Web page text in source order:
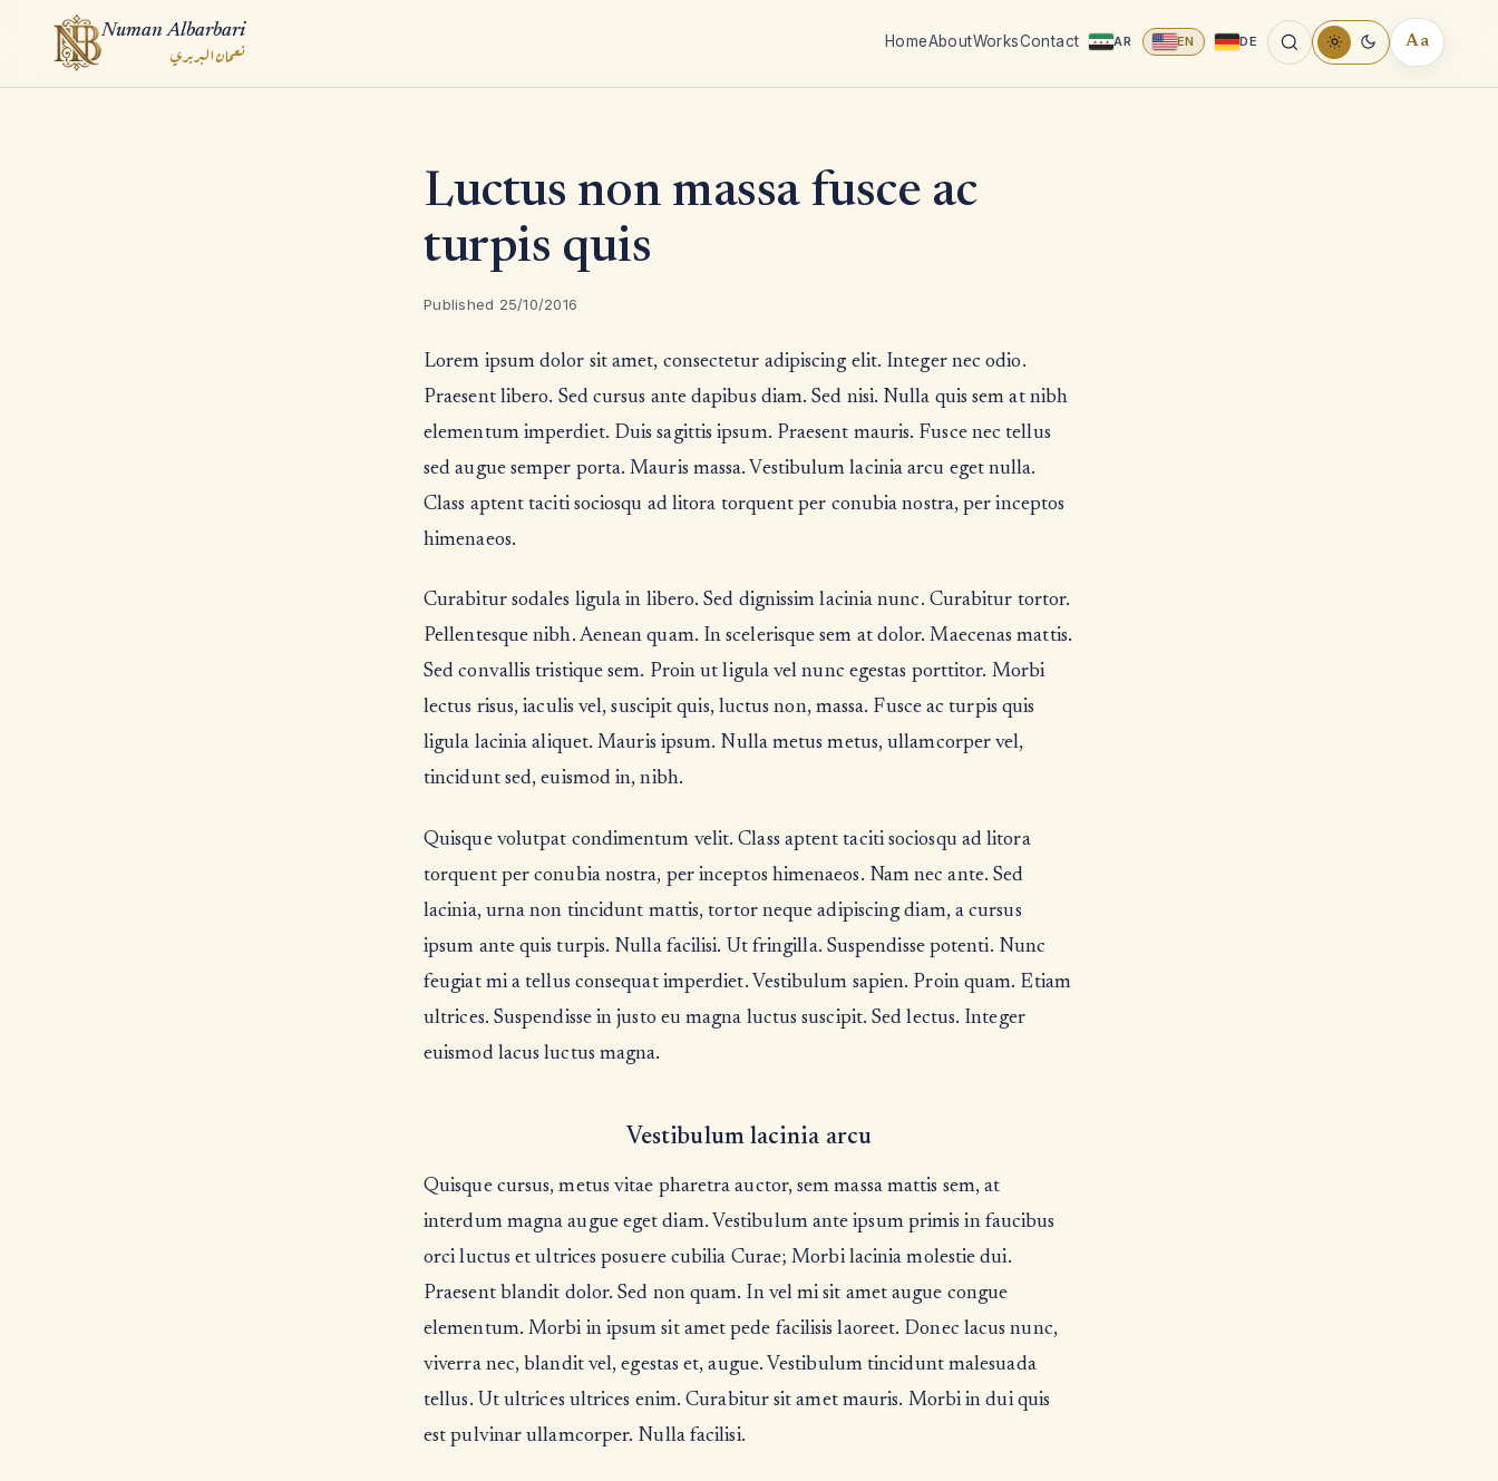
Numan Albarbari
نعمان البربري HomeAboutWorksContact AR EN DE AaREADING
TOOLS
Luctus non massa fusce ac
turpis quis
Published 25/10/2016
Lorem ipsum dolor sit amet, consectetur adipiscing elit. Integer nec odio.
Praesent libero. Sed cursus ante dapibus diam. Sed nisi. Nulla quis sem at nibh
elementum imperdiet. Duis sagittis ipsum. Praesent mauris. Fusce nec tellus
sed augue semper porta. Mauris massa. Vestibulum lacinia arcu eget nulla.
Class aptent taciti sociosqu ad litora torquent per conubia nostra, per inceptos
himenaeos.
Curabitur sodales ligula in libero. Sed dignissim lacinia nunc. Curabitur tortor.
Pellentesque nibh. Aenean quam. In scelerisque sem at dolor. Maecenas mattis.
Sed convallis tristique sem. Proin ut ligula vel nunc egestas porttitor. Morbi
lectus risus, iaculis vel, suscipit quis, luctus non, massa. Fusce ac turpis quis
ligula lacinia aliquet. Mauris ipsum. Nulla metus metus, ullamcorper vel,
tincidunt sed, euismod in, nibh.
Quisque volutpat condimentum velit. Class aptent taciti sociosqu ad litora
torquent per conubia nostra, per inceptos himenaeos. Nam nec ante. Sed
lacinia, urna non tincidunt mattis, tortor neque adipiscing diam, a cursus
ipsum ante quis turpis. Nulla facilisi. Ut fringilla. Suspendisse potenti. Nunc
feugiat mi a tellus consequat imperdiet. Vestibulum sapien. Proin quam. Etiam
ultrices. Suspendisse in justo eu magna luctus suscipit. Sed lectus. Integer
euismod lacus luctus magna.
Vestibulum lacinia arcu
Quisque cursus, metus vitae pharetra auctor, sem massa mattis sem, at
interdum magna augue eget diam. Vestibulum ante ipsum primis in faucibus
orci luctus et ultrices posuere cubilia Curae; Morbi lacinia molestie dui.
Praesent blandit dolor. Sed non quam. In vel mi sit amet augue congue
elementum. Morbi in ipsum sit amet pede facilisis laoreet. Donec lacus nunc,
viverra nec, blandit vel, egestas et, augue. Vestibulum tincidunt malesuada
tellus. Ut ultrices ultrices enim. Curabitur sit amet mauris. Morbi in dui quis
est pulvinar ullamcorper. Nulla facilisi.